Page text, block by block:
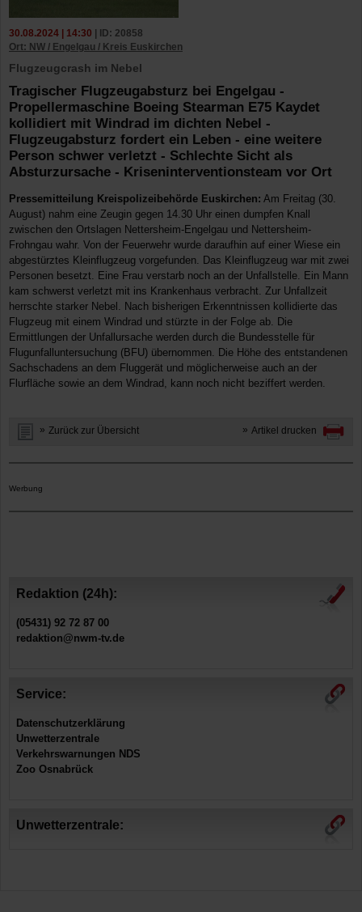
30.08.2024 | 14:30 | ID: 20858
Ort: NW / Engelgau / Kreis Euskirchen
Flugzeugcrash im Nebel
Tragischer Flugzeugabsturz bei Engelgau -
Propellermaschine Boeing Stearman E75 Kaydet
kollidiert mit Windrad im dichten Nebel -
Flugzeugabsturz fordert ein Leben - eine weitere
Person schwer verletzt - Schlechte Sicht als
Absturzursache - Kriseninterventionsteam vor Ort
Pressemitteilung Kreispolizeibehörde Euskirchen: Am Freitag (30.
August) nahm eine Zeugin gegen 14.30 Uhr einen dumpfen Knall
zwischen den Ortslagen Nettersheim-Engelgau und Nettersheim-
Frohngau wahr. Von der Feuerwehr wurde daraufhin auf einer Wiese ein
abgestürztes Kleinflugzeug vorgefunden. Das Kleinflugzeug war mit zwei
Personen besetzt. Eine Frau verstarb noch an der Unfallstelle. Ein Mann
kam schwerst verletzt mit ins Krankenhaus verbracht. Zur Unfallzeit
herrschte starker Nebel. Nach bisherigen Erkenntnissen kollidierte das
Flugzeug mit einem Windrad und stürzte in der Folge ab. Die
Ermittlungen der Unfallursache werden durch die Bundesstelle für
Flugunfalluntersuchung (BFU) übernommen. Die Höhe des entstandenen
Sachschadens an dem Fluggerät und möglicherweise auch an der
Flurfläche sowie an dem Windrad, kann noch nicht beziffert werden.
Zurück zur Übersicht Artikel drucken
Werbung
Redaktion (24h):
(05431) 92 72 87 00
redaktion@nwm-tv.de
Service:
Datenschutzerklärung
Unwetterzentrale
Verkehrswarnungen NDS
Zoo Osnabrück
Unwetterzentrale: